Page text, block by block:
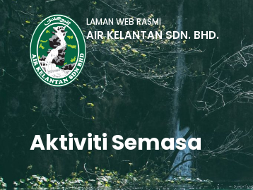
LAMAN WEB RASMI
AIR KELANTAN SDN. BHD.
Aktiviti Semasa